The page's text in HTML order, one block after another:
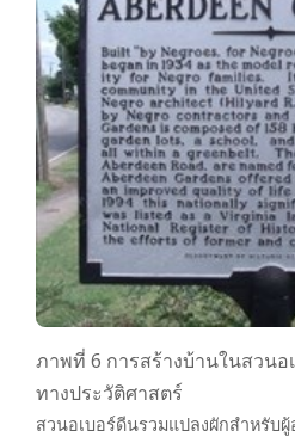
ภาพที่ 6 การสร้างบ้านในสวนอ
ทางประวัติศาสตร์
สวนอเบอร์ดีนรวมแปลงผักสำหรับ